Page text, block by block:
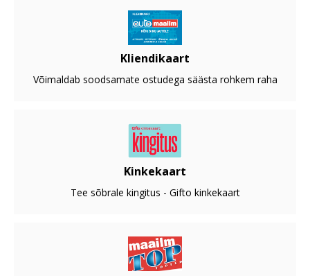
Kliendikaart
Võimaldab soodsamate ostudega säästa rohkem raha
Kinkekaart
Tee sõbrale kingitus - Gifto kinkekaart